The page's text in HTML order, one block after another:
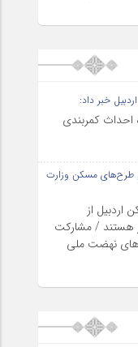
خبر داد:
احداث کمربندی
طرح‌های مسکن وزارت
از
هستند / مشارکت
نهضت ملی